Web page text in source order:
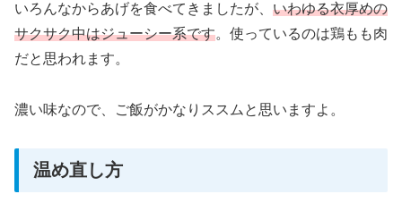
いろんなからあげを食べてきましたが、 いわゆる衣厚めの
サクサク中はジューシー系です。使っているのは鶏もも肉
だと思われます。
濃い味なので、ご飯がかなりススムと思いますよ。
温め直し方